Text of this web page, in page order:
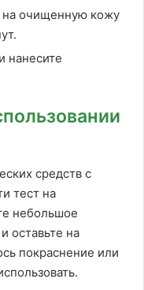
на очищенную кожу
нанесите
средств с
тест на
небольшое
оставьте на
покраснение или